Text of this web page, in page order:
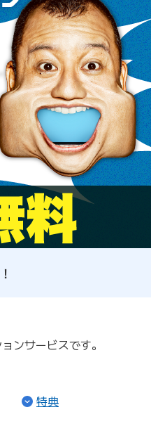
ンサービスです。
ページ内リンク）
特典（ページ内リンク）